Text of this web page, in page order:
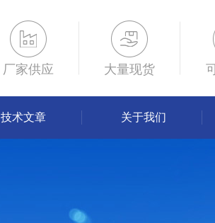
厂家供应 大量现货
技术文章 关于我们